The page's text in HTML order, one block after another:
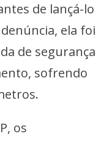
de lançá-lo
ela foi
de segurança
sofrendo
os